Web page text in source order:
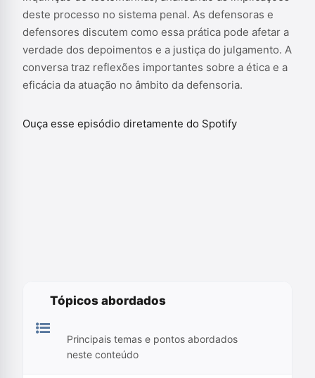
deste processo no sistema penal. As defensoras e
defensores discutem como essa prática pode afetar a
verdade dos depoimentos e a justiça do julgamento. A
conversa traz reflexões importantes sobre a ética e a
eficácia da atuação no âmbito da defensoria.
Ouça esse episódio diretamente do Spotify
Tópicos abordados
Principais temas e pontos abordados
neste conteúdo